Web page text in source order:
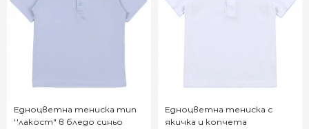
Едноцветна тениска тип
''лакост" в бледо синьо
Едноцветна тениска с
якичка и копчета